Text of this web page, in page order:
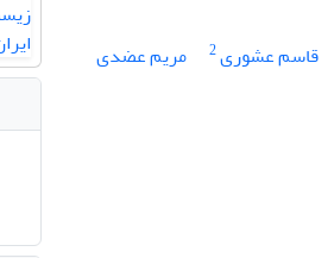
قاسم عشوری2 مریم عضدی